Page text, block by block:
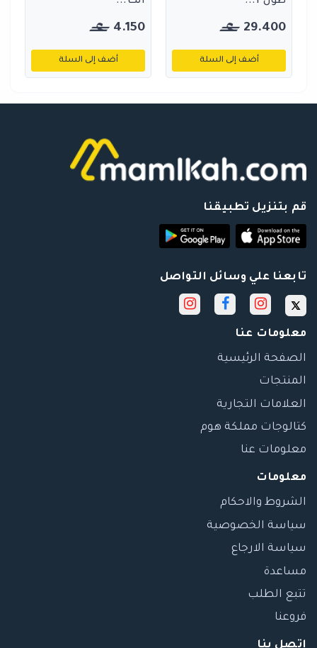
29.400
أضف إلى السلة
4.150
أضف إلى السلة
قم بتنزيل تطبيقنا
تابعنا علي وسائل التواصل
معلومات عنا
الصفحة الرئيسية
المنتجات
العلامات التجارية
كتالوجات مملكة هوم
معلومات عنا
معلومات
الشروط والاحكام
سياسة الخصوصية
سياسة الارجاع
مساعدة
تتبع الطلب
فروعنا